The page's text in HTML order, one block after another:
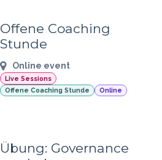
Offene Coaching
Stunde
Online event
Live Sessions
Offene Coaching Stunde
Online
Übung: Governance